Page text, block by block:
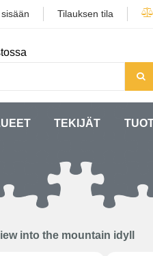
Tilauksen tila
TEKIJÄT
into the mountain idyll